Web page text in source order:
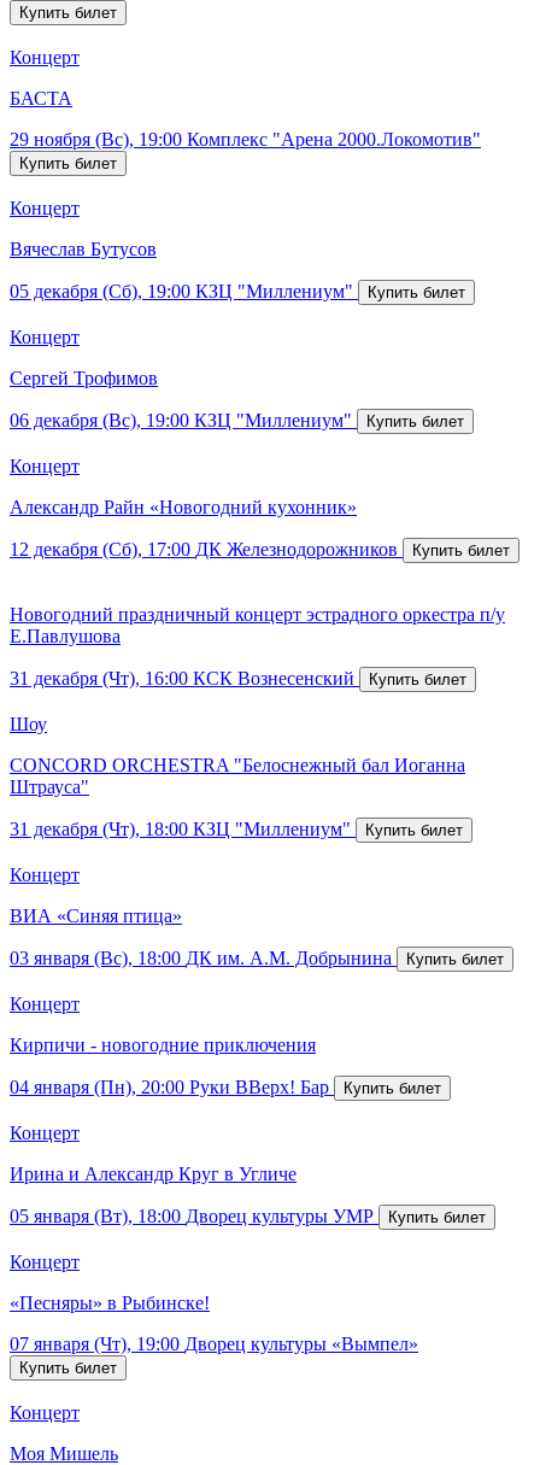
Концерт
БАСТА
29 ноября (Вс), 19:00 Комплекс "Арена 2000.Локомотив"
Концерт
Вячеслав Бутусов
05 декабря (Сб), 19:00 КЗЦ "Миллениум"
Концерт
Сергей Трофимов
06 декабря (Вс), 19:00 КЗЦ "Миллениум"
Концерт
Александр Райн «Новогодний кухонник»
12 декабря (Сб), 17:00 ДК Железнодорожников
Новогодний праздничный концерт эстрадного оркестра п/у
Е.Павлушова
31 декабря (Чт), 16:00 КСК Вознесенский
Шоу
CONCORD ORCHESTRA "Белоснежный бал Иоганна
Штрауса"
31 декабря (Чт), 18:00 КЗЦ "Миллениум"
Концерт
ВИА «Синяя птица»
03 января (Вс), 18:00 ДК им. А.М. Добрынина
Концерт
Кирпичи - новогодние приключения
04 января (Пн), 20:00 Руки ВВерх! Бар
Концерт
Ирина и Александр Круг в Угличе
05 января (Вт), 18:00 Дворец культуры УМР
Концерт
«Песняры» в Рыбинске!
07 января (Чт), 19:00 Дворец культуры «Вымпел»
Концерт
Моя Мишель